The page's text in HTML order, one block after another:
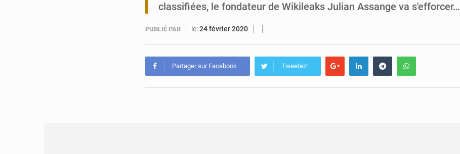
classifiées, le fondateur de Wikileaks Julian Assange va s'efforcer…
PUBLIÉ PAR le:24 février 2020
Partager sur Facebook Tweetez!